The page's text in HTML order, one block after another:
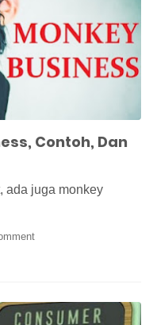
Contoh, Dan
ada juga monkey